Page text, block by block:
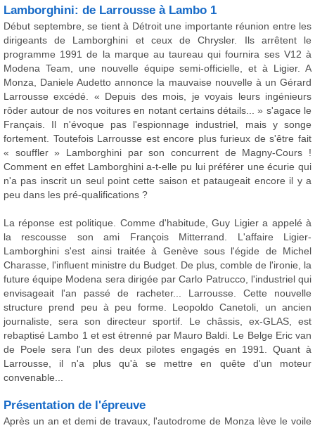
Lamborghini: de Larrousse à Lambo 1
Début septembre, se tient à Détroit une importante réunion entre les
dirigeants de Lamborghini et ceux de Chrysler. Ils arrêtent le
programme 1991 de la marque au taureau qui fournira ses V12 à
Modena Team, une nouvelle équipe semi-officielle, et à Ligier. A
Monza, Daniele Audetto annonce la mauvaise nouvelle à un Gérard
Larrousse excédé. « Depuis des mois, je voyais leurs ingénieurs
rôder autour de nos voitures en notant certains détails... » s'agace le
Français. Il n'évoque pas l'espionnage industriel, mais y songe
fortement. Toutefois Larrousse est encore plus furieux de s'être fait
« souffler » Lamborghini par son concurrent de Magny-Cours !
Comment en effet Lamborghini a-t-elle pu lui préférer une écurie qui
n'a pas inscrit un seul point cette saison et pataugeait encore il y a
peu dans les pré-qualifications ?
La réponse est politique. Comme d'habitude, Guy Ligier a appelé à
la rescousse son ami François Mitterrand. L'affaire Ligier-
Lamborghini s'est ainsi traitée à Genève sous l'égide de Michel
Charasse, l'influent ministre du Budget. De plus, comble de l'ironie, la
future équipe Modena sera dirigée par Carlo Patrucco, l'industriel qui
envisageait l'an passé de racheter... Larrousse. Cette nouvelle
structure prend peu à peu forme. Leopoldo Canetoli, un ancien
journaliste, sera son directeur sportif. Le châssis, ex-GLAS, est
rebaptisé Lambo 1 et est étrenné par Mauro Baldi. Le Belge Eric van
de Poele sera l'un des deux pilotes engagés en 1991. Quant à
Larrousse, il n'a plus qu'à se mettre en quête d'un moteur
convenable...
Présentation de l'épreuve
Après un an et demi de travaux, l'autodrome de Monza lève le voile